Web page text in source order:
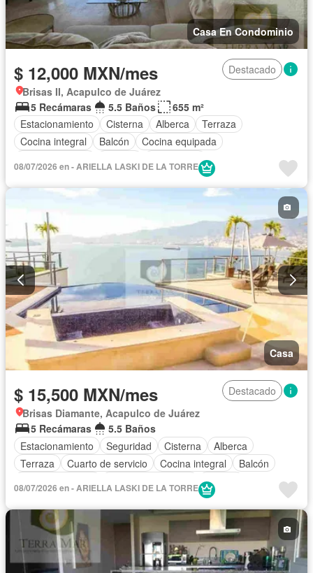
Casa En Condominio
$ 12,000 MXN/mes
Destacado
Brisas II, Acapulco de Juárez
5 Recámaras
5.5 Baños
655 m²
Estacionamiento
Cisterna Alberca
Terraza
Cocina integral
Balcón
Cocina equipada
Televisión por cable
Recámara con closet
Caseta de vigilancia
Permite mascotas
Completamente amueblado
08/07/2026 en - ARIELLA LASKI DE LA TORRE
Casa
$ 15,500 MXN/mes
Destacado
Brisas Diamante, Acapulco de Juárez
5 Recámaras
5.5 Baños
Estacionamiento
Seguridad Cisterna
Alberca
Terraza
Cuarto de servicio Cocina integral
Balcón
Jacuzzi
Recámara con closet
Caseta de vigilancia
Vista panorámica
Wifi
Permite mascotas
Permite niños
Completamente amueblado
08/07/2026 en - ARIELLA LASKI DE LA TORRE